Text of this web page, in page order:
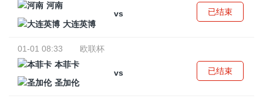
河南
vs
大连英博
已结束
01-01 08:33
欧联杯
本菲卡
vs
圣加伦
已结束